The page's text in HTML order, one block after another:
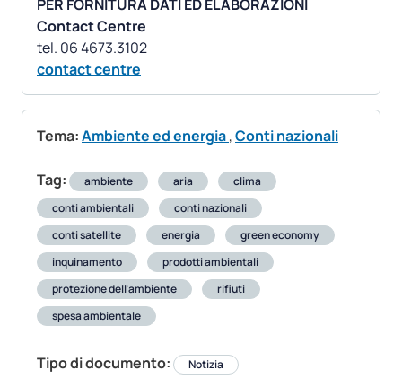
PER FORNITURA DATI ED ELABORAZIONI
Contact Centre
contact centre
Tema:Ambiente ed energia,Conti nazionali
Tag: ambiente aria
clima
conti ambientali
conti nazionali
conti satellite
energia
green economy
inquinamento
prodotti ambientali
protezione dell’ambiente
rifiuti
spesa ambientale
Tipo di documento: Notizia